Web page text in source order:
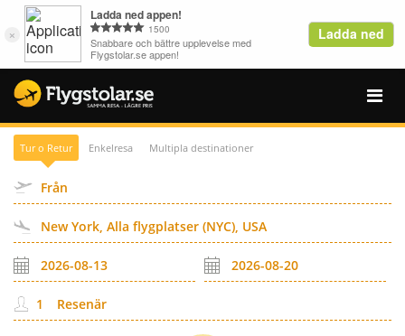
Tur o Retur Enkelresa Multipla destinationer
Resenär